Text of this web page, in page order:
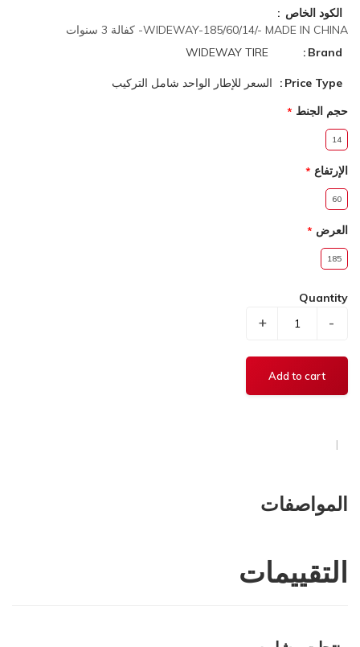
الكود الخاص
WIDEWAY-185/60/14/- MADE IN CHINA- كفالة 3 سنوات
Brand
WIDEWAY TIRE
Price Type
السعر للإطار الواحد شامل التركيب
حجم الجنط
14
الإرتفاع
60
العرض
185
Quantity
-
+
المواصفات
التقييمات